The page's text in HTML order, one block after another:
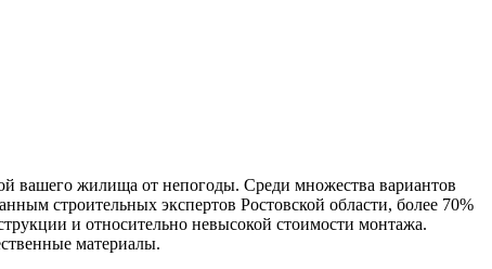
вашего жилища от непогоды. Среди множества вариантов
строительных экспертов Ростовской области, более 70%
и относительно невысокой стоимости монтажа.
материалы.